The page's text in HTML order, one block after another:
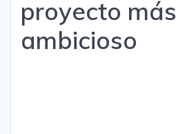
proyecto más
ambicioso